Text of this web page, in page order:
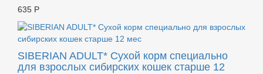
635 Р
SIBERIAN ADULT* Сухой корм специально
для взрослых сибирских кошек старше 12